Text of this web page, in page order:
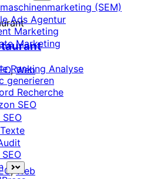
(SEM)
Ads Agentur
Marketing
Marketing
Ranking Analyse
generieren
Recherche
SEO
,Web
,Web